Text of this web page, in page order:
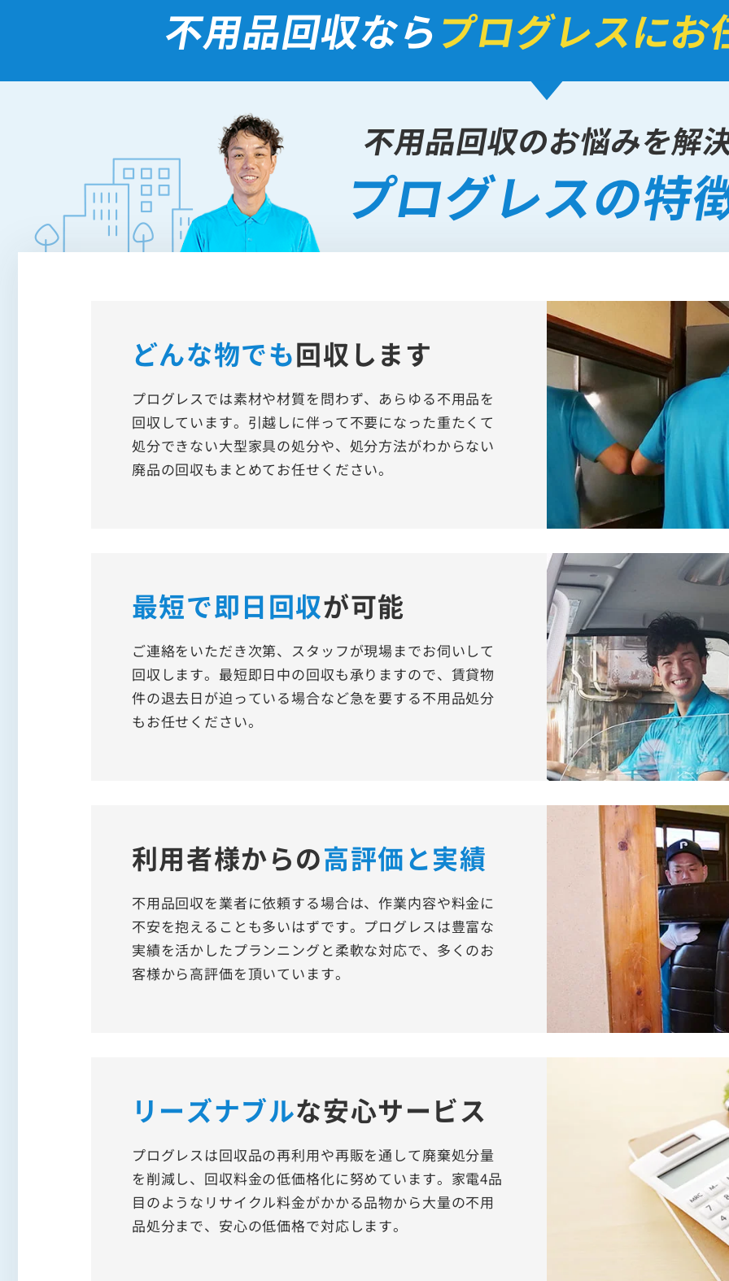
不用品回収ならプログレスにお
不用品回収のお悩みを解
プログレスの特
どんな物でも回収します
プログレスでは素材や材質を問わず、あらゆる不用品を
回収しています。引越しに伴って不要になった重たくて
処分できない大型家具の処分や、処分方法がわからない
廃品の回収もまとめてお任せください。
最短で即日回収が可能
ご連絡をいただき次第、スタッフが現場までお伺いして
回収します。最短即日中の回収も承りますので、賃貸物
件の退去日が迫っている場合など急を要する不用品処分
もお任せください。
利用者様からの高評価と実績
不用品回収を業者に依頼する場合は、作業内容や料金に
不安を抱えることも多いはずです。プログレスは豊富な
実績を活かしたプランニングと柔軟な対応で、多くのお
客様から高評価を頂いています。
リーズナブルな安心サービス
プログレスは回収品の再利用や再販を通して廃棄処分量
を削減し、回収料金の低価格化に努めています。家電4品
目のようなリサイクル料金がかかる品物から大量の不用
品処分まで、安心の低価格で対応します。